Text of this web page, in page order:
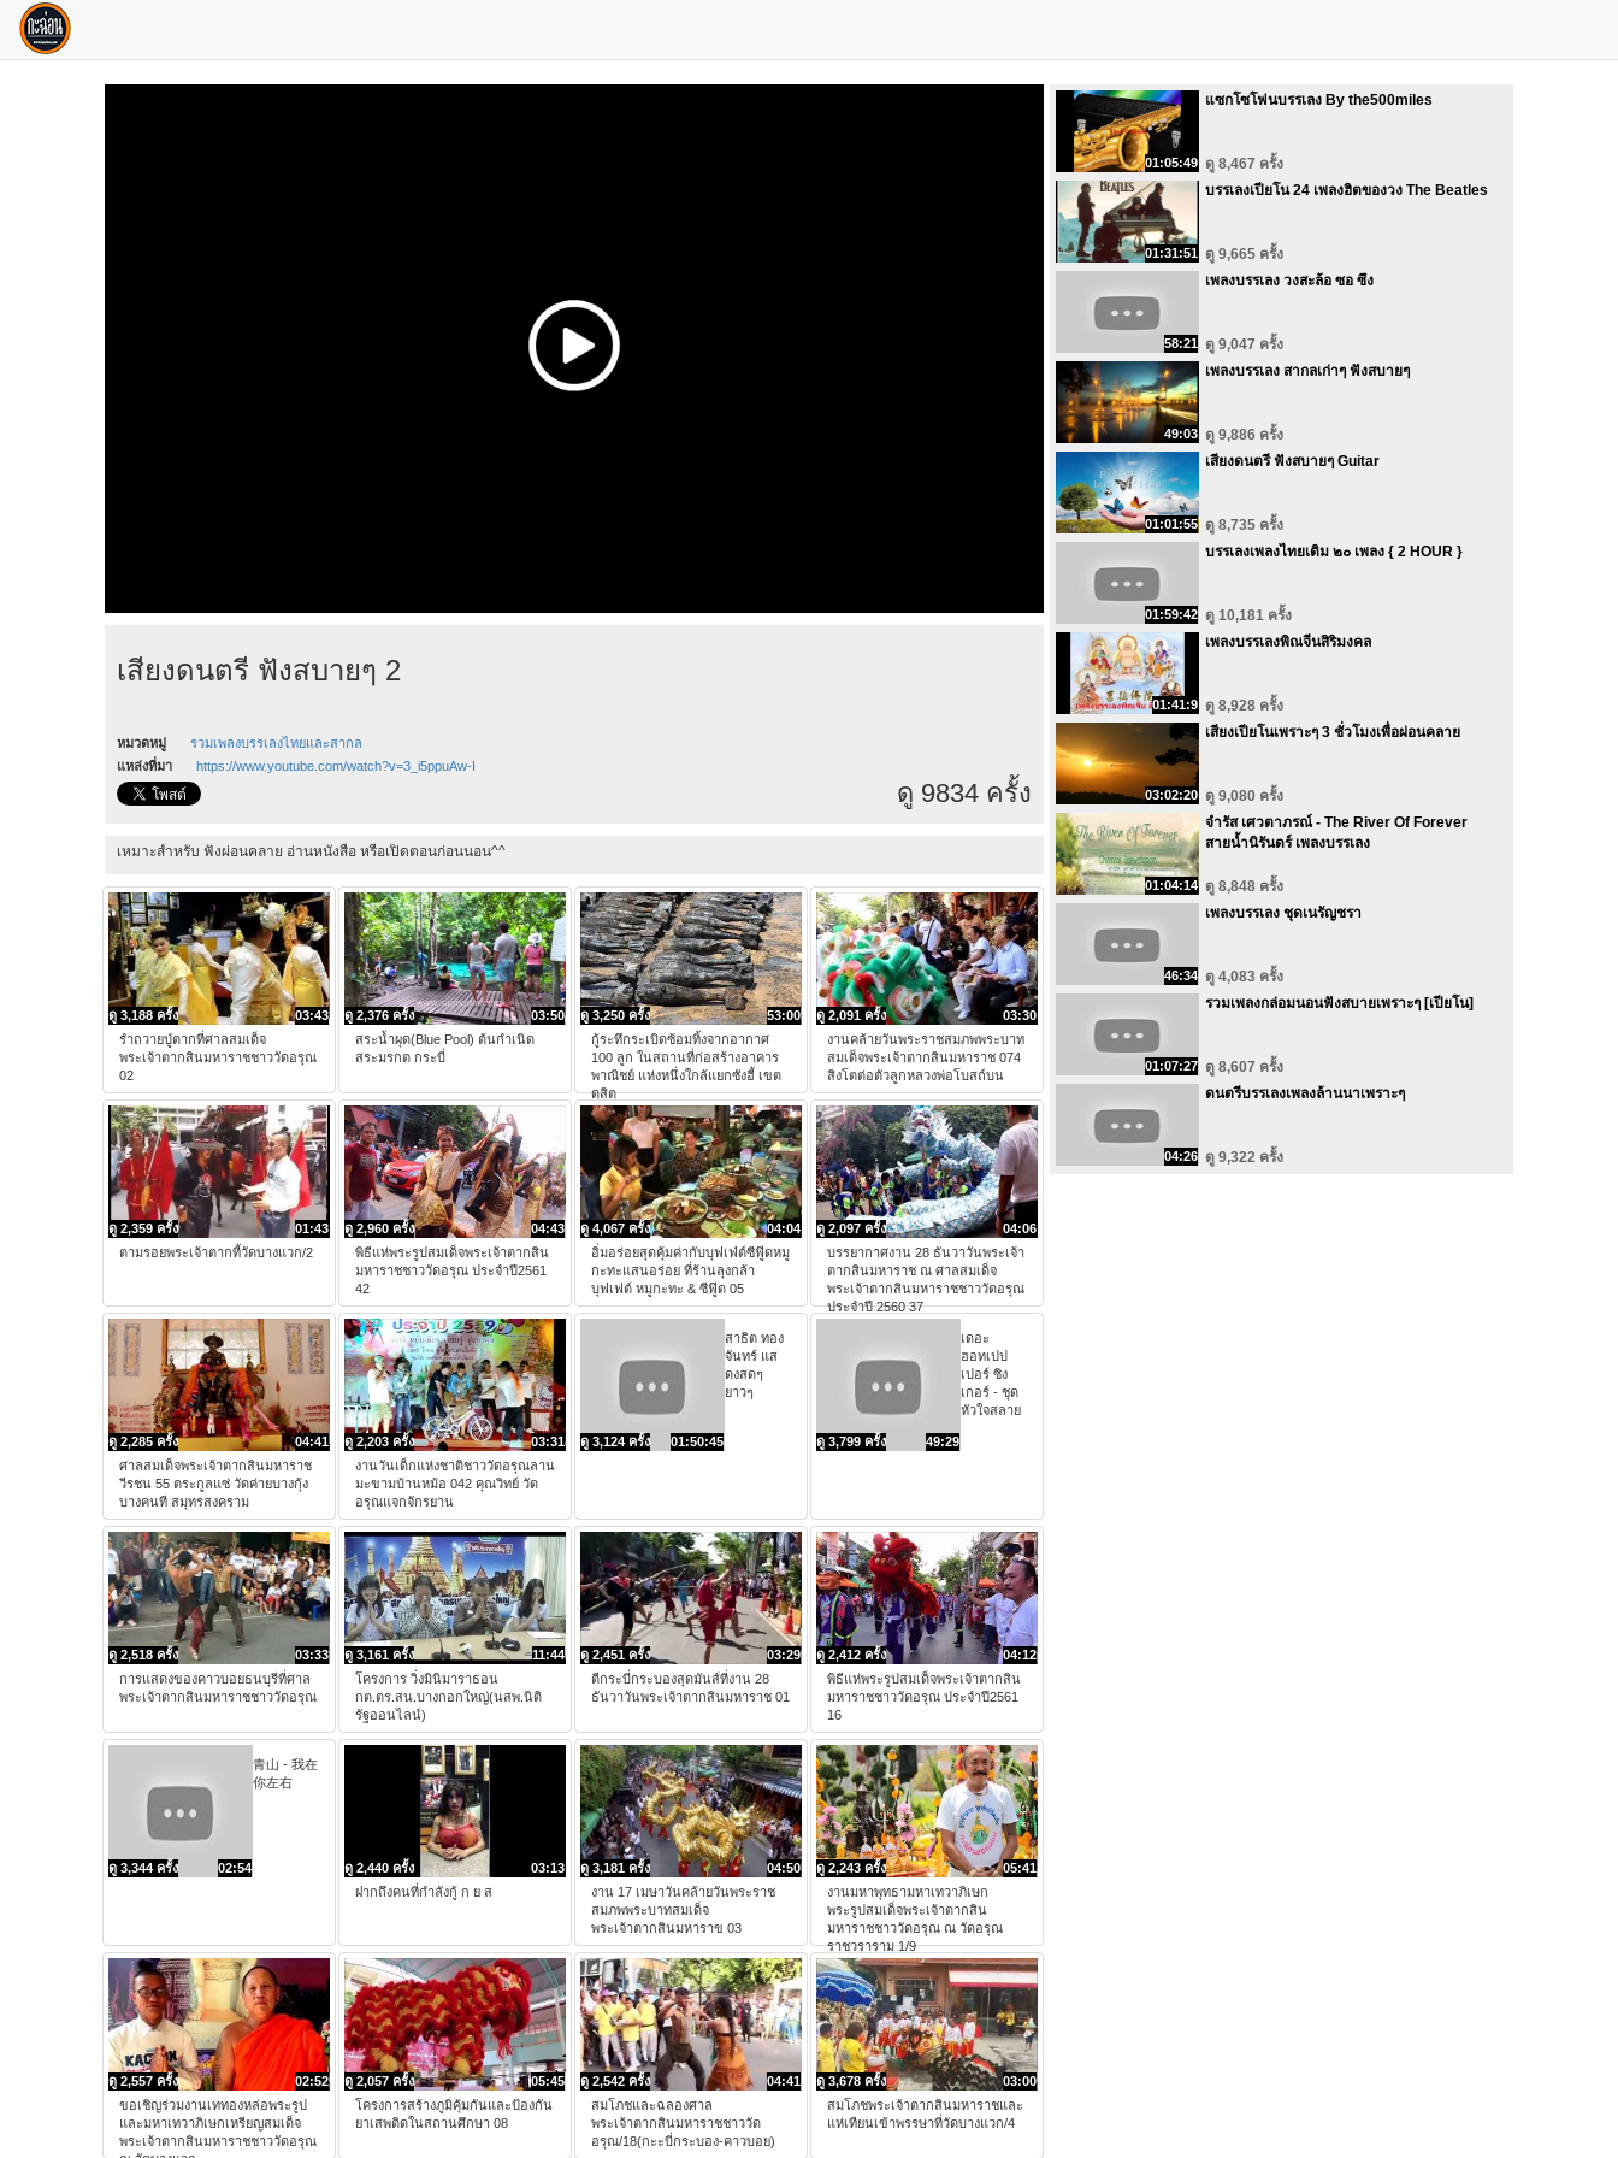
เสียงดนตรี ฟังสบายๆ 2
หมวดหมู่
รวมเพลงบรรเลงไทยและสากล
แหล่งที่มา
https://www.youtube.com/watch?v=3_i5ppuAw-I
ดู 9834 ครั้ง
เหมาะสำหรับ ฟังผ่อนคลาย อ่านหนังสือ หรือเปิดตอนก่อนนอน^^
03:43
ดู 3,188 ครั้ง
รำถวายปู่ตากที่ศาลสมเด็จ
พระเจ้าตากสินมหาราชชาววัดอรุณ
02
03:50
ดู 2,376 ครั้ง
สระน้ำผุด(Blue Pool) ต้นกำเนิด
สระมรกต กระบี่
53:00
ดู 3,250 ครั้ง
กู้ระทึกระเบิดซ้อมทิ้งจากอากาศ
100 ลูก ในสถานที่ก่อสร้างอาคาร
พาณิชย์ แห่งหนึ่งใกล้แยกซังฮี้ เขต
ดุสิต
03:30
ดู 2,091 ครั้ง
งานคล้ายวันพระราชสมภพพระบาท
สมเด็จพระเจ้าตากสินมหาราช 074
สิงโตต่อตัวลูกหลวงพ่อโบสถ์บน
01:43
ดู 2,359 ครั้ง
ตามรอยพระเจ้าตากที้วัดบางแวก/2
04:43
ดู 2,960 ครั้ง
พิธีแห่พระรูปสมเด็จพระเจ้าตากสิน
มหาราชชาววัดอรุณ ประจำปี2561
42
04:04
ดู 4,067 ครั้ง
อิ่มอร่อยสุดคุ้มค่ากับบุฟเฟ่ต์ซีฟู๊ดหมู
กะทะแสนอร่อย ที่ร้านลุงกล้า
บุฟเฟต์ หมูกะทะ & ซีฟู๊ด 05
04:06
ดู 2,097 ครั้ง
บรรยากาศงาน 28 ธันวาวันพระเจ้า
ตากสินมหาราช ณ ศาลสมเด็จ
พระเจ้าตากสินมหาราชชาววัดอรุณ
ประจำปี 2560 37
04:41
ดู 2,285 ครั้ง
ศาลสมเด็จพระเจ้าตากสินมหาราช
วีรชน 55 ตระกูลแซ่ วัดค่ายบางกุ้ง
บางคนที สมุทรสงคราม
03:31
ดู 2,203 ครั้ง
งานวันเด็กแห่งชาติชาววัดอรุณลาน
มะขามบ้านหม้อ 042 คุณวิทย์ วัด
อรุณแจกจักรยาน
01:50:45
ดู 3,124 ครั้ง
สาธิต ทอง
จันทร์ แส
ดงสดๆ
ยาวๆ
49:29
ดู 3,799 ครั้ง
เดอะ
ฮอทเปป
เปอร์ ซิง
เกอร์ - ชุด
หัวใจสลาย
03:33
ดู 2,518 ครั้ง
การแสดงของคาวบอยธนบุรีที่ศาล
พระเจ้าตากสินมหาราชชาววัดอรุณ
11:44
ดู 3,161 ครั้ง
โครงการ วิ่งมินิมาราธอน
กต.ตร.สน.บางกอกใหญ่(นสพ.นิติ
รัฐออนไลน์)
03:29
ดู 2,451 ครั้ง
ตีกระบี่กระบองสุดมันส์ที่งาน 28
ธันวาวันพระเจ้าตากสินมหาราช 01
04:12
ดู 2,412 ครั้ง
พิธีแห่พระรูปสมเด็จพระเจ้าตากสิน
มหาราชชาววัดอรุณ ประจำปี2561
16
02:54
ดู 3,344 ครั้ง
青山 - 我在
你左右
03:13
ดู 2,440 ครั้ง
ฝากถึงคนที่กำลังกู้ ก ย ส
04:50
ดู 3,181 ครั้ง
งาน 17 เมษาวันคล้ายวันพระราช
สมภพพระบาทสมเด็จ
พระเจ้าตากสินมหาราข 03
05:41
ดู 2,243 ครั้ง
งานมหาพุทธามหาเทวาภิเษก
พระรูปสมเด็จพระเจ้าตากสิน
มหาราชชาววัดอรุณ ณ วัดอรุณ
ราชวราราม 1/9
02:52
ดู 2,557 ครั้ง
ขอเชิญร่วมงานเททองหล่อพระรูป
และมหาเทวาภิเษกเหรียญสมเด็จ
พระเจ้าตากสินมหาราชชาววัดอรุณ
05:45
ดู 2,057 ครั้ง
โครงการสร้างภูมิคุ้มกันและป้องกัน
ยาเสพติดในสถานศึกษา 08
04:41
ดู 2,542 ครั้ง
สมโภชและฉลองศาล
พระเจ้าตากสินมหาราชชาววัด
อรุณ/18(กะะบี่กระบอง-คาวบอย)
03:00
ดู 3,678 ครั้ง
สมโภชพระเจ้าตากสินมหาราชและ
แห่เทียนเข้าพรรษาที่วัดบางแวก/4
01:05:49
แซกโซโฟนบรรเลง By the500miles
ดู 8,467 ครั้ง
01:31:51
บรรเลงเปียโน 24 เพลงฮิตของวง The Beatles
ดู 9,665 ครั้ง
58:21
เพลงบรรเลง วงสะล้อ ซอ ซึง
ดู 9,047 ครั้ง
49:03
เพลงบรรเลง สากลเก่าๆ ฟังสบายๆ
ดู 9,886 ครั้ง
01:01:55
เสียงดนตรี ฟังสบายๆ Guitar
ดู 8,735 ครั้ง
01:59:42
บรรเลงเพลงไทยเดิม ๒๐ เพลง { 2 HOUR }
ดู 10,181 ครั้ง
01:41:9
เพลงบรรเลงพิณจีนสิริมงคล
ดู 8,928 ครั้ง
03:02:20
เสียงเปียโนเพราะๆ 3 ชั่วโมงเพื่อผ่อนคลาย
ดู 9,080 ครั้ง
01:04:14
จำรัส เศวตาภรณ์ - The River Of Forever
สายน้ำนิรันดร์ เพลงบรรเลง
ดู 8,848 ครั้ง
46:34
เพลงบรรเลง ชุดเนรัญชรา
ดู 4,083 ครั้ง
01:07:27
รวมเพลงกล่อมนอนฟังสบายเพราะๆ [เปียโน]
ดู 8,607 ครั้ง
04:26
ดนตรีบรรเลงเพลงล้านนาเพราะๆ
ดู 9,322 ครั้ง